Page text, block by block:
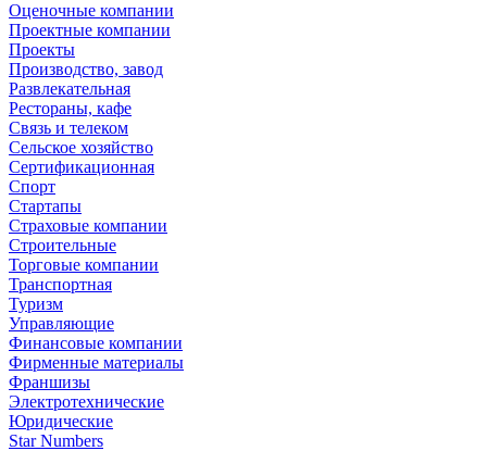
Оценочные компании
Проектные компании
Проекты
Производство, завод
Развлекательная
Рестораны, кафе
Связь и телеком
Сельское хозяйство
Сертификационная
Спорт
Стартапы
Страховые компании
Строительные
Торговые компании
Транспортная
Туризм
Управляющие
Финансовые компании
Фирменные материалы
Франшизы
Электротехнические
Юридические
Star Numbers